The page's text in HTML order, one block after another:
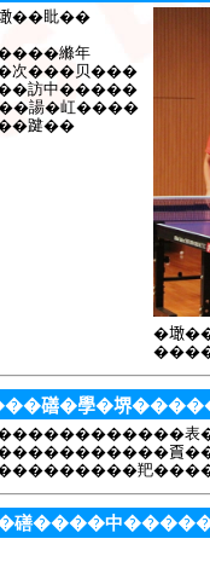
䀝��
縧年
次���贝���
訪中�����
諹�屸����
踺��
磰�學�堺
������������
羓
磰����中�����